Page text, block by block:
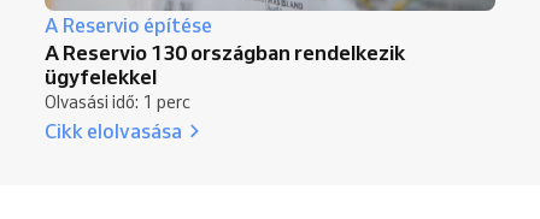
A Reservio építése
A Reservio 130 országban rendelkezik
ügyfelekkel
Olvasási idő: 1 perc
Cikk elolvasása